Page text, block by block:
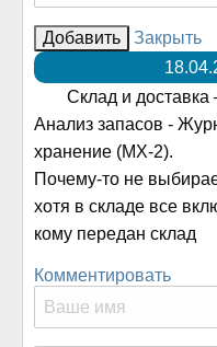
Закрыть
Склад и доставка
Анализ запасов -
хранение (MX-2).
Почему-то не
хотя в складе все
кому передан склад
Комментировать